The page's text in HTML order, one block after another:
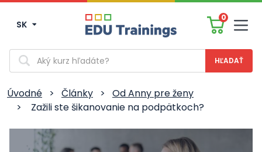
SK
0
Vyhľadávanie
Úvodné > Články >
Od Anny pre ženy
>
Zažili ste šikanovanie na podpätkoch?